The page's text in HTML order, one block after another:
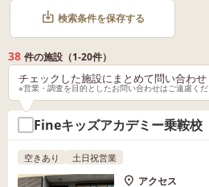
検索条件を保存する
38 件の施設（1-20件）
チェックした施設にまとめて問い合わせ
※営業・調査を目的としたお問い合わせはご遠慮く
Fineキッズアカデミー乗鞍校
空きあり 土日祝営業
アクセス